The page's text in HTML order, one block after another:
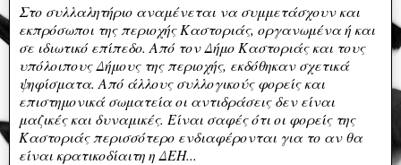
Στο συλλαλητήριο αναμένεται να συμμετάσχουν και
εκπρόσωποι της περιοχής Καστοριάς, οργανωμένα ή και
σε ιδιωτικό επίπεδο. Από τον Δήμο Καστοριάς και τους
υπόλοιπους Δήμους της περιοχής, εκδόθηκαν σχετικά
ψηφίσματα. Από άλλους συλλογικούς φορείς και
επιστημονικά σωματεία οι αντιδράσεις δεν είναι
μαζικές και δυναμικές. Είναι σαφές ότι οι φορείς της
Καστοριάς περισσότερο ενδιαφέρονται για το αν θα
είναι κρατικοδίαιτη η ΔΕΗ...